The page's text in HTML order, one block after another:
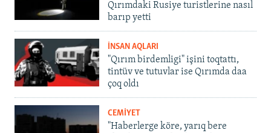
Qırımdaki Rusiye turistlerine nasıl
barıp yetti
İNSAN AQLARI
"Qırım birdemligi" işini toqtattı,
tintüv ve tutuvlar ise Qırımda daa
çoq oldı
CEMİYET
"Haberlerge köre, yarıq bere